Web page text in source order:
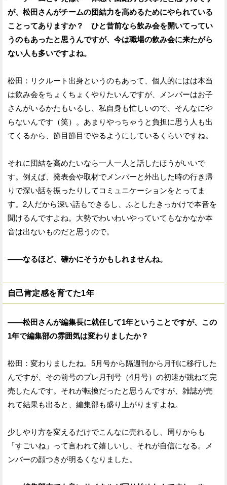
が、松田さんがチームの団結力を高めるためにやられている
ことってありますか？ ひと昔前なら飲み会を開いてってい
うのもあったと思うんですが、今は職場の飲み会に来たがら
ない人も多いですよね。
松田：リクルート出身というのもあって、個人的にはは本当
は飲み会をちょくちょくやりたいんですが、メンバーはお子
さんがいるかたもいるし、私自身も忙しいので、そんなにや
らないんです（笑）。あまりやっちゃうと負担に思う人も出
てくるから、節目節目でやるようにしているくらいですね。
それに団結を高めたいなら一人一人と話したほうがいいで
す。例えば、発表会や取材でメンバーと外出した時の行き帰
りで深い話を振ったりしてコミュニケーションをとってま
す。2人だから深い話もできるし、ふとしたきっかけで本音を
聞けるんですよね。大勢でわいわいやっていてもなかなか本
音は出ないものだと思うので。
——なるほど、確かにそうかもしれませんね。
自己肯定感を育てた1年
——松田さんが編集長に就任して1年ということですが、この
1年で編集部の雰囲気は変わりましたか？
松田：変わりましたね。5月号から隔週刊から月刊に移行した
んですが、その前号のプレ月刊号（4月号）の初速が跳ねて完
売したんです。それが転換だったと思うんですが、雑誌が売
れて結果も出ると、編集部も盛り上がりますよね。
少しやり方を変えるだけでこんなに売れるし、周りからも
「すごいね」って言われて嬉しいし、それが自信になる。メ
ンバーの顔つきが明るくなりました。